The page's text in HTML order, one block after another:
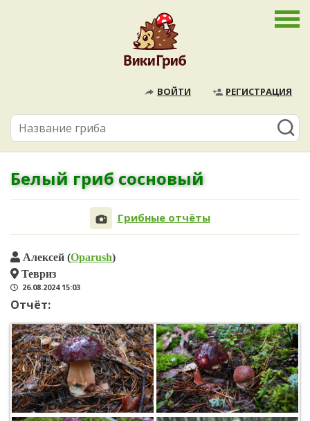
ВОЙТИ РЕГИСТРАЦИЯ
Белый гриб сосновый
Грибные отчёты
Алексей (Oparush)
Тевриз
26.08.2024 15:03
Отчёт: